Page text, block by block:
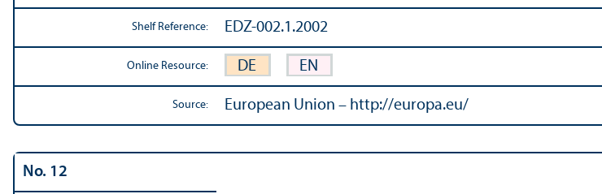
Shelf Reference: EDZ-002.1.2002
Online Resource: DE EN
Source: European Union – http://europa.eu/
No. 12